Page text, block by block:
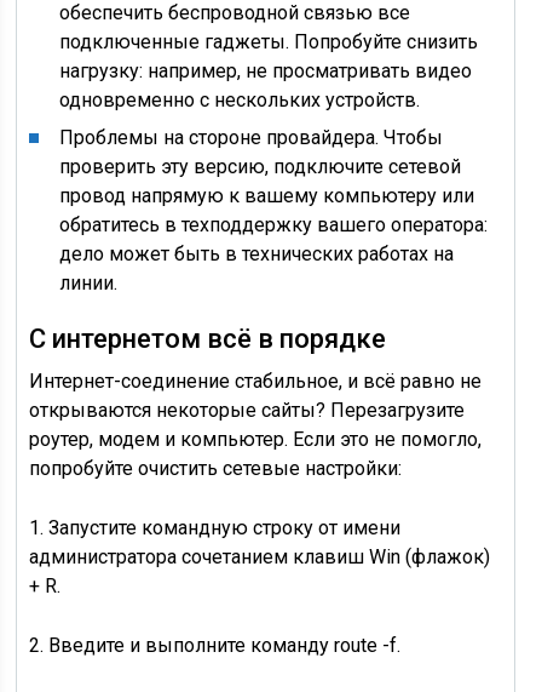
обеспечить беспроводной связью все
подключенные гаджеты. Попробуйте снизить
нагрузку: например, не просматривать видео
одновременно с нескольких устройств.
Проблемы на стороне провайдера. Чтобы
проверить эту версию, подключите сетевой
провод напрямую к вашему компьютеру или
обратитесь в техподдержку вашего оператора:
дело может быть в технических работах на
линии.
С интернетом всё в порядке
Интернет-соединение стабильное, и всё равно не
открываются некоторые сайты? Перезагрузите
роутер, модем и компьютер. Если это не помогло,
попробуйте очистить сетевые настройки:
1. Запустите командную строку от имени
администратора сочетанием клавиш Win (флажок)
+ R.
2. Введите и выполните команду route -f.